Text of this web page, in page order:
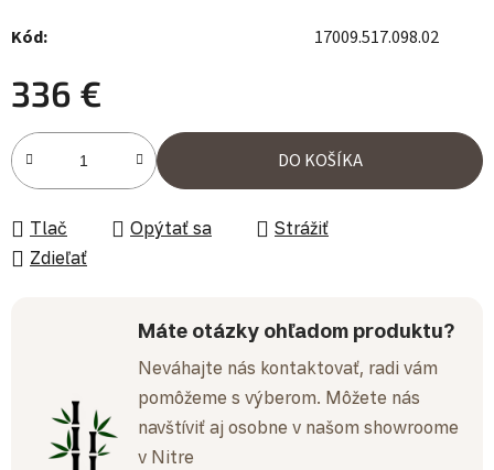
Kód: 17009.517.098.02
336 €
Jednotková cena:
DO KOŠÍKA
Tlač Opýtať sa
Strážiť
Zdieľať
Máte otázky ohľadom produktu?
Neváhajte nás kontaktovať, radi vám
pomôžeme s výberom. Môžete nás
navštíviť aj osobne v našom showroome
v Nitre